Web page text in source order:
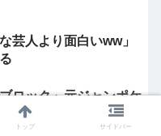
芸人より面白いww」
ロック」元ジャンポケ
トップ サイドバー